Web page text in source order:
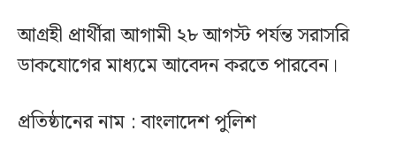
আগ্রহী প্রার্থীরা আগামী ২৮ আগস্ট পর্যন্ত সরাসরি
ডাকযোগের মাধ্যমে আবেদন করতে পারবেন।
প্রতিষ্ঠানের নাম : বাংলাদেশ পুলিশ